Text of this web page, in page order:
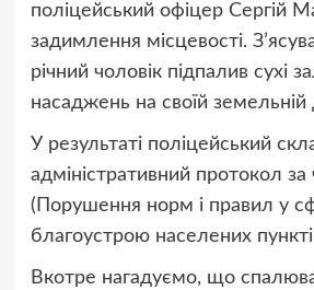
поліцейський офіцер Сергій
задимлення місцевості.
річний чоловік підпалив сухі
насаджень на своїй земельній
У результаті поліцейський
адміністративний протокол за
(Порушення норм і правил у
благоустрою населених
Вкотре нагадуємо, що